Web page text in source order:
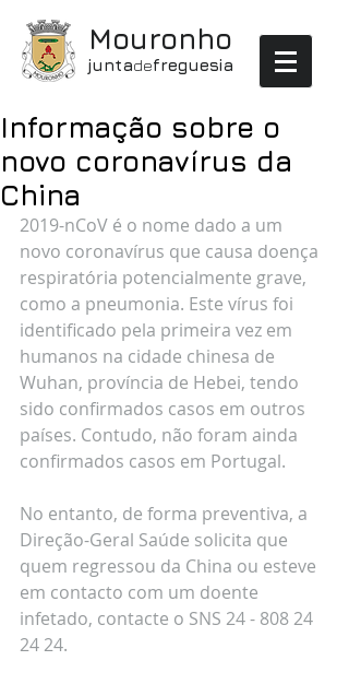
Mouronho
juntadefreguesia
Informação sobre o
novo coronavírus da
China
2019-nCoV é o nome dado a um
novo coronavírus que causa doença
respiratória potencialmente grave,
como a pneumonia. Este vírus foi
identificado pela primeira vez em
humanos na cidade chinesa de
Wuhan, província de Hebei, tendo
sido confirmados casos em outros
países. Contudo, não foram ainda
confirmados casos em Portugal.
No entanto, de forma preventiva, a
Direção-Geral Saúde solicita que
quem regressou da China ou esteve
em contacto com um doente
infetado, contacte o SNS 24 - 808 24
24 24.